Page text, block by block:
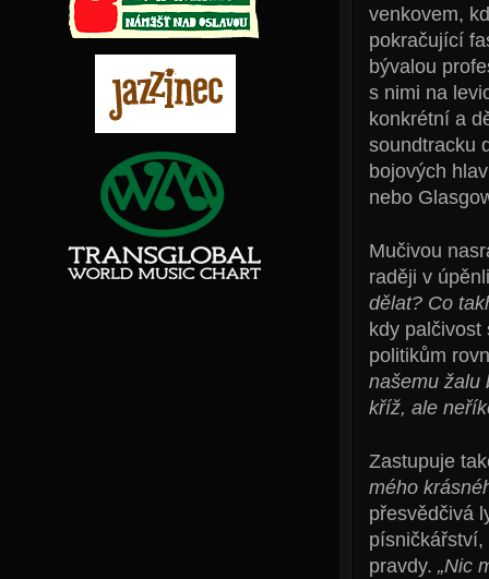
venkovem,
pokračující
bývalou
s nimi na
konkrétní a
soundtracku
bojových
nebo
Mučivou
raději v
dělat? Co
kdy
politikům
našemu žalu
kříž, ale
Zastupuje
mého
přesvědčivá
pravdy. „Nic